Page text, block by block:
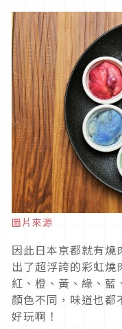
圖片來源
因此日本京都就有燒
出了超浮誇的彩虹燒
紅、橙、黃、綠、藍
顏色不同，味道也都
好玩啊！